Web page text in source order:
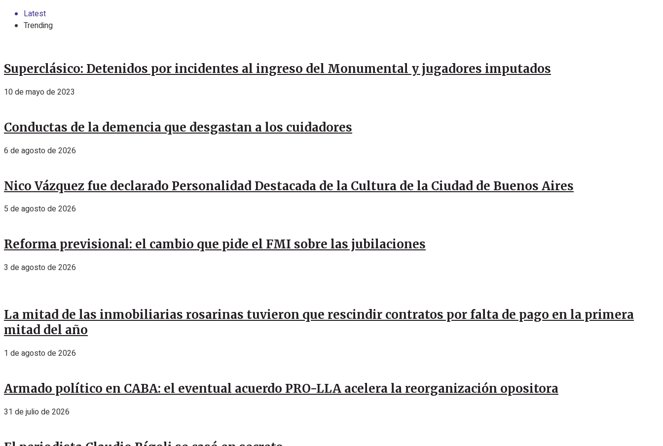
Latest
Trending
Superclásico: Detenidos por incidentes al ingreso del Monumental y jugadores imputados
10 de mayo de 2023
Conductas de la demencia que desgastan a los cuidadores
6 de agosto de 2026
Nico Vázquez fue declarado Personalidad Destacada de la Cultura de la Ciudad de Buenos Aires
5 de agosto de 2026
Reforma previsional: el cambio que pide el FMI sobre las jubilaciones
3 de agosto de 2026
La mitad de las inmobiliarias rosarinas tuvieron que rescindir contratos por falta de pago en la primera
mitad del año
1 de agosto de 2026
Armado político en CABA: el eventual acuerdo PRO-LLA acelera la reorganización opositora
31 de julio de 2026